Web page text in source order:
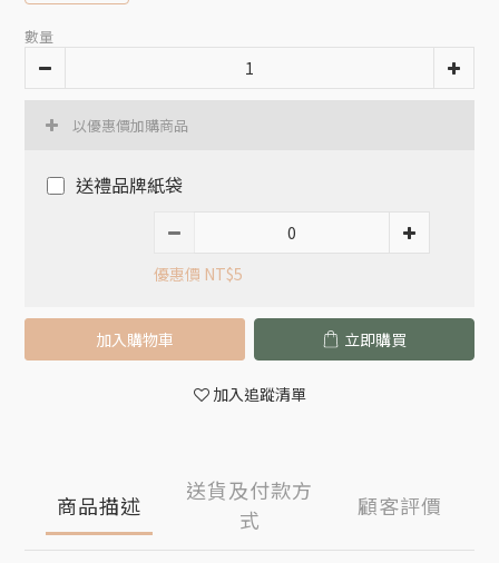
數量
以優惠價加購商品
送禮品牌紙袋
優惠價 NT$5
加入購物車 立即購買
加入追蹤清單
商品描述
送貨及付款方
式
顧客評價